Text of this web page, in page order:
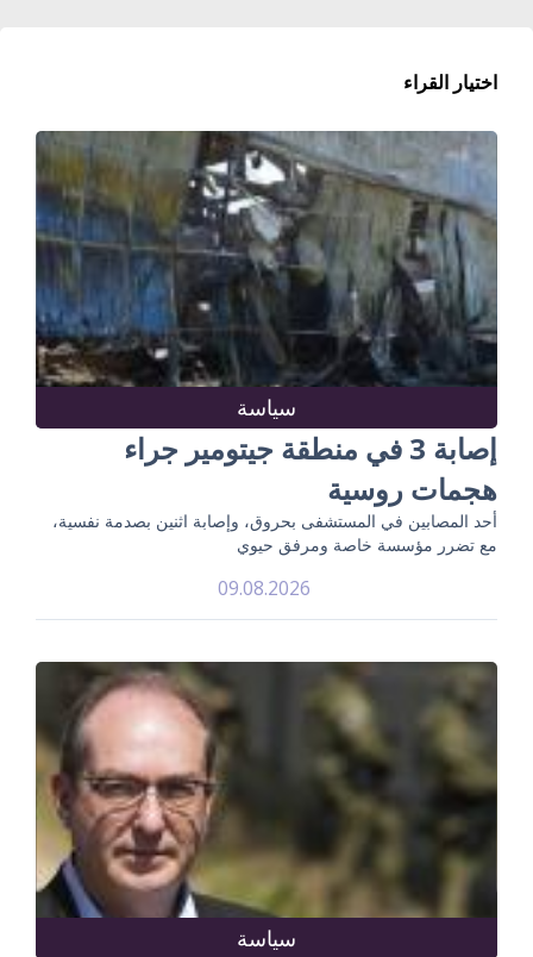
اختيار القراء
سياسة
إصابة 3 في منطقة جيتومير جراء
هجمات روسية
أحد المصابين في المستشفى بحروق، وإصابة اثنين بصدمة نفسية،
مع تضرر مؤسسة خاصة ومرفق حيوي
09.08.2026
سياسة